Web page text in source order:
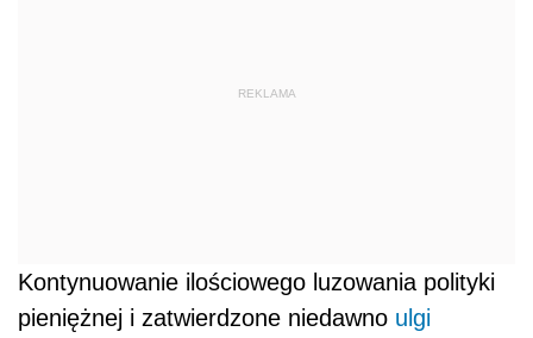
REKLAMA
Kontynuowanie ilościowego luzowania polityki
pieniężnej i zatwierdzone niedawno ulgi